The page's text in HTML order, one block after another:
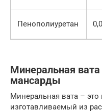
Пенополиуретан
Минеральная вата
мансарды
Минеральная вата –
изготавливаемый из